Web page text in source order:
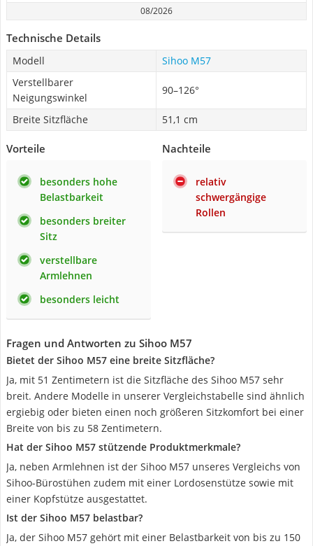
08/2026
Technische Details
Modell
Sihoo M57
Verstellbarer
Neigungswinkel
90–126°
Breite Sitzfläche 51,1 cm
Vorteile
besonders hohe
Belastbarkeit
besonders breiter
Sitz
verstellbare
Armlehnen
besonders leicht
Nachteile
relativ
schwergängige
Rollen
Fragen und Antworten zu Sihoo M57
Bietet der Sihoo M57 eine breite Sitzfläche?
Ja, mit 51 Zentimetern ist die Sitzfläche des Sihoo M57 sehr
breit. Andere Modelle in unserer Vergleichstabelle sind ähnlich
ergiebig oder bieten einen noch größeren Sitzkomfort bei einer
Breite von bis zu 58 Zentimetern.
Hat der Sihoo M57 stützende Produktmerkmale?
Ja, neben Armlehnen ist der Sihoo M57 unseres Vergleichs von
Sihoo-Bürostühen zudem mit einer Lordosenstütze sowie mit
einer Kopfstütze ausgestattet.
Ist der Sihoo M57 belastbar?
Ja, der Sihoo M57 gehört mit einer Belastbarkeit von bis zu 150